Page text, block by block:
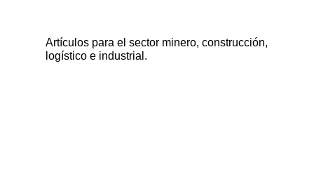
Artículos para el sector minero, construcción,
logístico e industrial.